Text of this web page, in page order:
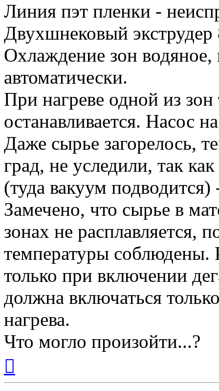
Линия пэт пленки -
Двухшнековый экструдер
Охлаждение зон
автоматически.
При нагреве одной из зон
останавливается. Насос
Даже сырье загорелось,
град, не уследили, так
(туда вакуум подводится)
Замечено, что сырье в
зонах не расплавляется,
температуры соблюдены.
только при включении
должна включаться
нагрева.
Что могло произойти...?
началу